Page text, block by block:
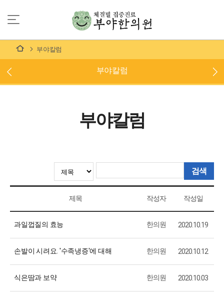
부야칼럼
부야칼럼
부야칼럼
검색
제목 작성자 작성일
과일껍질의 효능 한의원 2020.10.19
손발이 시려요. '수족냉증'에 대해 한의원 2020.10.12
식은땀과 보약 한의원 2020.10.03